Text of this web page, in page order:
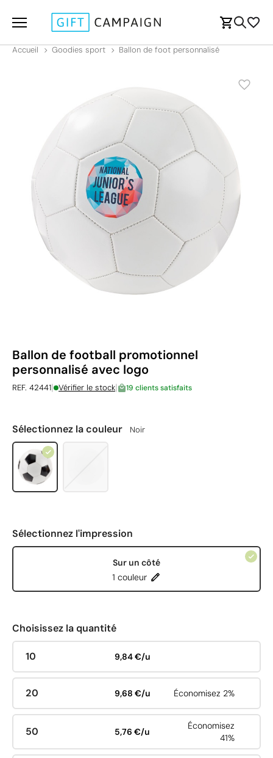
Accueil Goodies sport Ballon de foot personnalisé
Ballon de football promotionnel
personnalisé avec logo
REF. 42441| Vérifier le stock| 19 clients satisfaits
Sélectionnez la couleur Noir
Sélectionnez l'impression
Sur un côté
1 couleur
Choisissez la quantité
10 9,84 €/u
20 9,68 €/u Économisez 2%
50 5,76 €/u
Économisez
41%